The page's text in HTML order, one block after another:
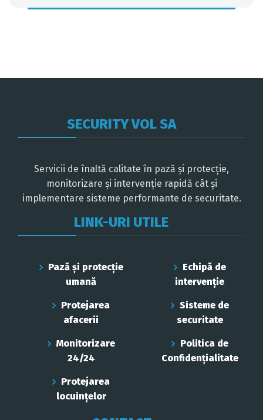
SECURITY VOL SA
Servicii de înaltă calitate în pază și protecție,
monitorizare și intervenție rapidă cât și
implementare sisteme performante de securitate.
LINK-URI UTILE
Pază și protecție
umană
Protejarea
afacerii
Monitorizare
24/24
Protejarea
locuințelor
Echipă de
intervenție
Sisteme de
securitate
Politica de
Confidenţialitate